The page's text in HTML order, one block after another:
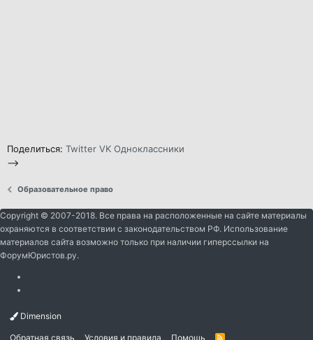
Поделиться: Twitter VK Одноклассники
-->
Образовательное право
Copyright © 2007-2018. Все права на расположенные на сайте материалы
охраняются в соответствии с законодательством РФ. Использование
материалов сайта возможно только при наличии гиперссылки на
ФорумЮристов.ру.
Dimension
Обратная связь Условия и правила Помощь